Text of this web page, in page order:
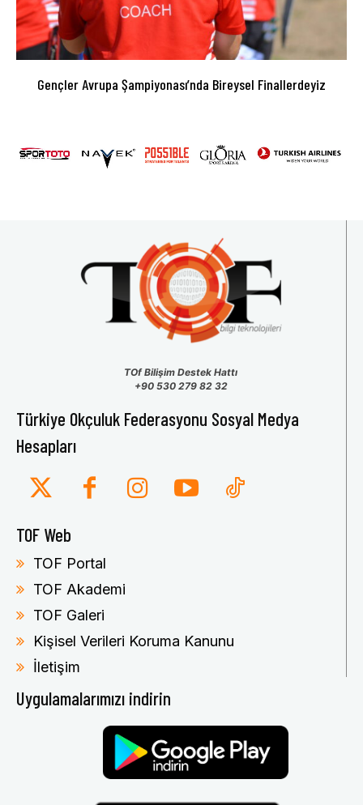
Gençler Avrupa Şampiyonası’nda Bireysel Finallerdeyiz
TOf Bilişim Destek Hattı
+90 530 279 82 32
Türkiye Okçuluk Federasyonu Sosyal Medya
Hesapları
TOF Web
TOF Portal
TOF Akademi
TOF Galeri
Kişisel Verileri Koruma Kanunu
İletişim
Uygulamalarımızı indirin